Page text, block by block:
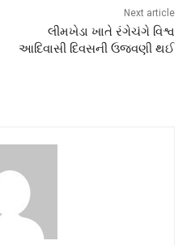
Next article
લીમખેડા ખાતે રંગેચંગે વિશ્વ
આદિવાસી દિવસની ઉજવણી થઈ